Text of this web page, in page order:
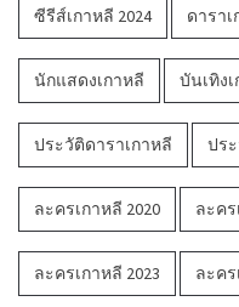
ซีรีส์เกาหลี 2024 ดารา
นักแสดงเกาหลี บันเทิง
ประวัติดาราเกาหลี ปร
ละครเกาหลี 2020 ละคร
ละครเกาหลี 2023 ละคร